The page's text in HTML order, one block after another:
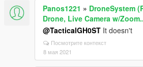
Panos1221 » DroneSystem
Drone, Live Camera w/
@TacticalGH0ST It doesn't
Посмотрите контекст
8 мая 2021